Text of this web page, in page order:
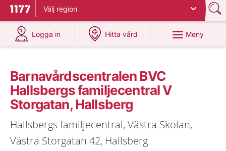
Till startsidan för 1177
Välj region
Logga in
på 1177.se
Hitta vård
på 1177.se
Meny
Barnavårdscentralen BVC
Hallsbergs familjecentral V
Storgatan, Hallsberg
Hallsbergs familjecentral, Västra Skolan,
Västra Storgatan 42, Hallsberg